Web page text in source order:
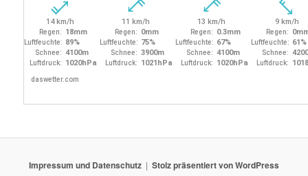
Impressum und Datenschutz Stolz präsentiert von WordPress